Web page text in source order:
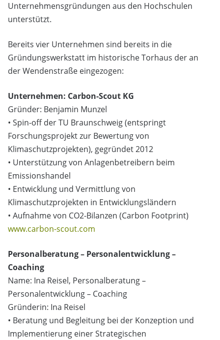
Unternehmensgründungen aus den Hochschulen
unterstützt.
Bereits vier Unternehmen sind bereits in die
Gründungswerkstatt im historische Torhaus der an
der Wendenstraße eingezogen:
Unternehmen: Carbon-Scout KG
Gründer: Benjamin Munzel
• Spin-off der TU Braunschweig (entspringt
Forschungsprojekt zur Bewertung von
Klimaschutzprojekten), gegründet 2012
• Unterstützung von Anlagenbetreibern beim
Emissionshandel
• Entwicklung und Vermittlung von
Klimaschutzprojekten in Entwicklungsländern
• Aufnahme von CO2-Bilanzen (Carbon Footprint)
www.carbon-scout.com
Personalberatung – Personalentwicklung –
Coaching
Name: Ina Reisel, Personalberatung –
Personalentwicklung – Coaching
Gründerin: Ina Reisel
• Beratung und Begleitung bei der Konzeption und
Implementierung einer Strategischen